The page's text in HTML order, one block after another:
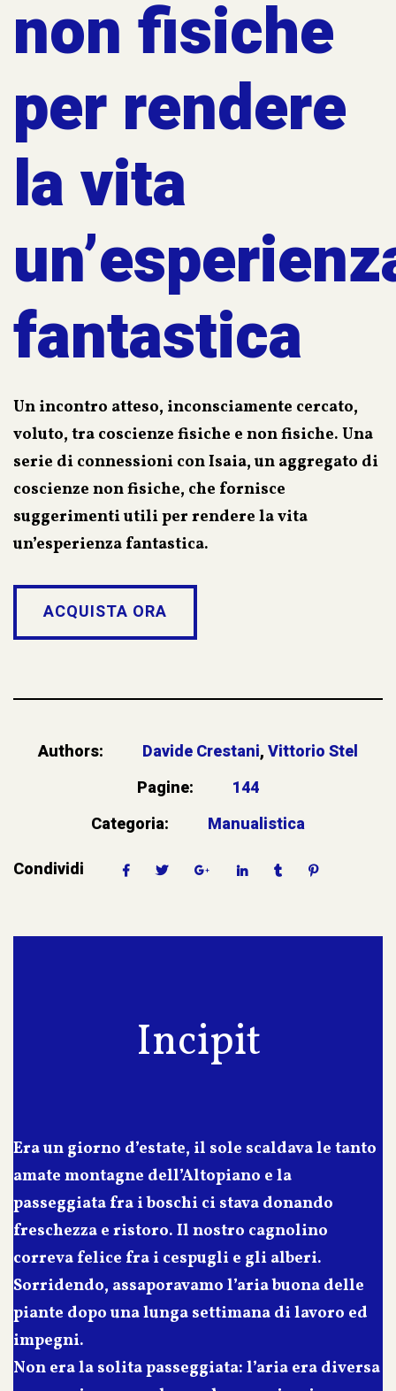
non fisiche
per rendere
la vita
fantastica
Un incontro atteso, inconsciamente cercato,
voluto, tra coscienze fisiche e non fisiche. Una
serie di connessioni con Isaia, un aggregato di
coscienze non fisiche, che fornisce
suggerimenti utili per rendere la vita
un’esperienza fantastica.
ACQUISTA ORA
Authors: Davide Crestani,Vittorio Stel
Pagine:
144
Categoria:
Manualistica
Condividi
Incipit
Era un giorno d’estate, il sole scaldava le tanto
amate montagne dell’Altopiano e la
passeggiata fra i boschi ci stava donando
freschezza e ristoro. Il nostro cagnolino
correva felice fra i cespugli e gli alberi.
Sorridendo, assaporavamo l’aria buona delle
piante dopo una lunga settimana di lavoro ed
impegni.
Non era la solita passeggiata: l’aria era diversa